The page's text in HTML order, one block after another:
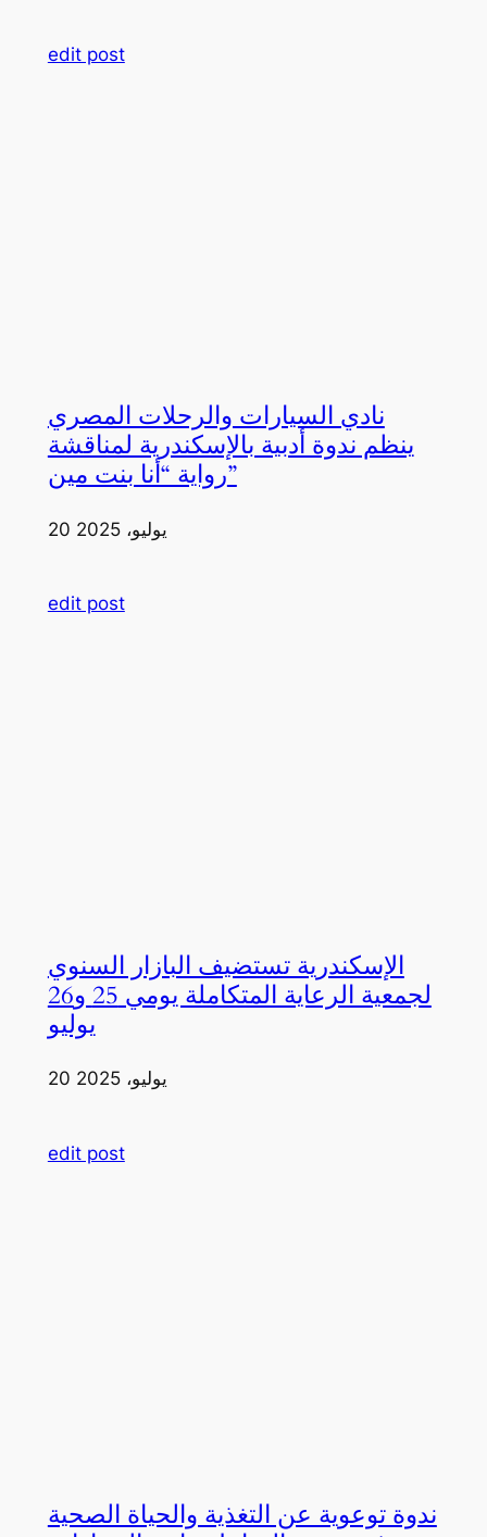
edit post
نادي السيارات والرحلات المصري
ينظم ندوة أدبية بالإسكندرية لمناقشة
رواية “أنا بنت مين”
20 يوليو، 2025
edit post
الإسكندرية تستضيف البازار السنوي
لجمعية الرعاية المتكاملة يومي 25 و26
يوليو
20 يوليو، 2025
edit post
ندوة توعوية عن التغذية والحياة الصحية